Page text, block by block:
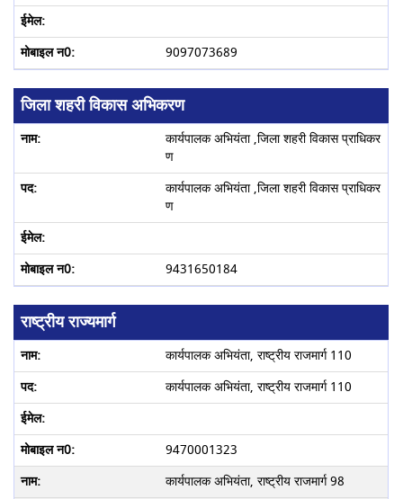
9097073689
जिला शहरी विकास अभिकरण
कार्यपालक अभियंता ,जिला शहरी विकास प्राधिकर
ण
कार्यपालक अभियंता ,जिला शहरी विकास प्राधिकर
ण
9431650184
राष्ट्रीय राज्यमार्ग
कार्यपालक अभियंता, राष्ट्रीय राजमार्ग 110
कार्यपालक अभियंता, राष्ट्रीय राजमार्ग 110
9470001323
कार्यपालक अभियंता, राष्ट्रीय राजमार्ग 98